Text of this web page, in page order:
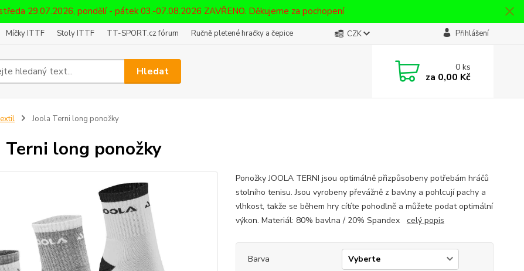
29.07.2026, pondělí - pátek 03.-07.08.2026 ZAVŘENO. Děkujeme za pochopení
Míčky ITTF Stoly ITTF TT-SPORT.cz fórum Ručně pletené hračky a čepice CZK Přihlášení
Hledat 0ks
za 0,00 Kč
Joola Terni long ponožky
Terni long ponožky
Ponožky JOOLA TERNI jsou optimálně přizpůsobeny potřebám hráčů
stolního tenisu. Jsou vyrobeny převážně z bavlny a pohlcují pachy a
vlhkost, takže se během hry cítíte pohodlně a můžete podat optimální
výkon. Materiál: 80% bavlna / 20% Spandex celý popis
Barva